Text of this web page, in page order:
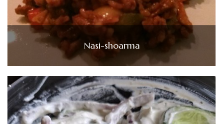
Nasi-shoarma